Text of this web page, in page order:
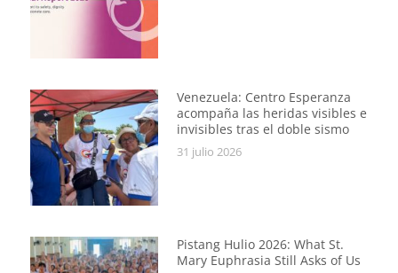
Venezuela: Centro Esperanza
acompaña las heridas visibles e
invisibles tras el doble sismo
31 julio 2026
Pistang Hulio 2026: What St.
Mary Euphrasia Still Asks of Us